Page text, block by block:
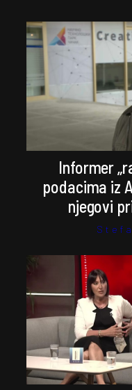
Informer
podacima iz
njegovi